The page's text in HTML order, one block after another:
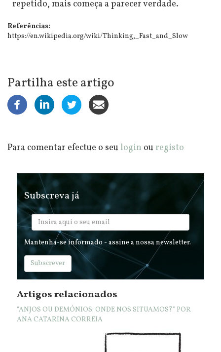
repetido, mais começa a parecer verdade.
Referências:
https://en.wikipedia.org/wiki/Thinking,_Fast_and_Slow
Partilha este artigo
Para comentar efectue o seu login ou registo
Subscreva já
Mantenha-se informado - assine a nossa newsletter.
Subscrever
Artigos relacionados
“ANJOS OU DEMÓNIOS: ONDE NOS SITUAMOS?” POR
ANA CATARINA CORREIA